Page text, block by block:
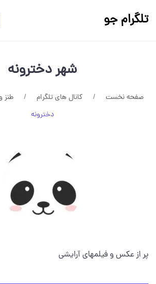
تلگرام جو
شهر دخترونه
صفحه نخست کانال های تلگرام طنز
دخترونه
پر از عکس و فیلمهای آرایشی